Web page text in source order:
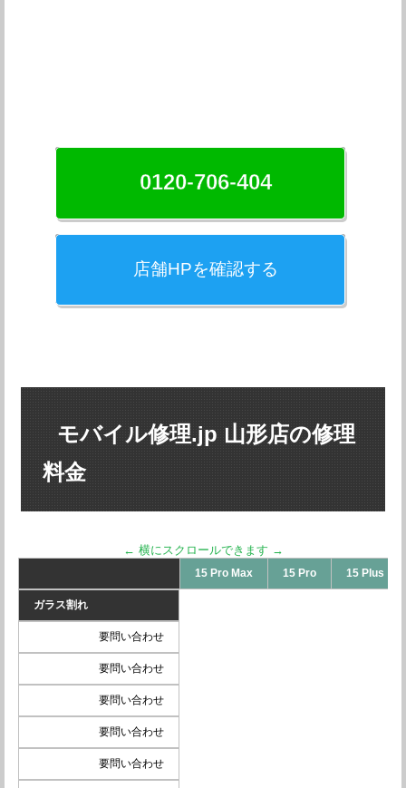
0120-706-404
店舗HPを確認する
モバイル修理.jp 山形店の修理
料金
15 Pro Max 15 Pro 15 Plus
ガラス割れ
要問い合わせ
要問い合わせ
要問い合わせ
要問い合わせ
要問い合わせ